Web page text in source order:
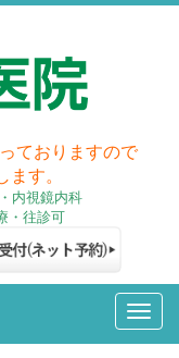
ておりますので
す。
内視鏡内科
・往診可